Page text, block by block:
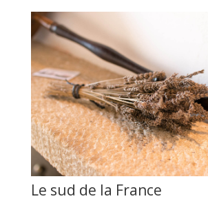
Le sud de la France